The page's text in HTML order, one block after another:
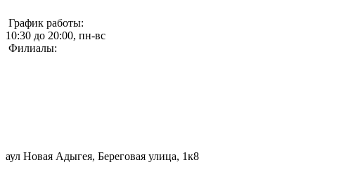
График работы:
10:30 до 20:00, пн-вс
Филиалы:
аул Новая Адыгея, Береговая улица, 1к8